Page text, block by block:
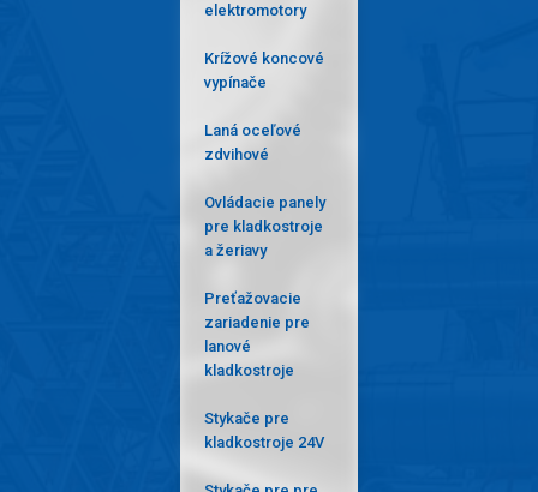
elektromotory
Krížové koncové
vypínače
Laná oceľové
zdvihové
Ovládacie panely
pre kladkostroje
a žeriavy
Preťažovacie
zariadenie pre
lanové
kladkostroje
Stykače pre
kladkostroje 24V